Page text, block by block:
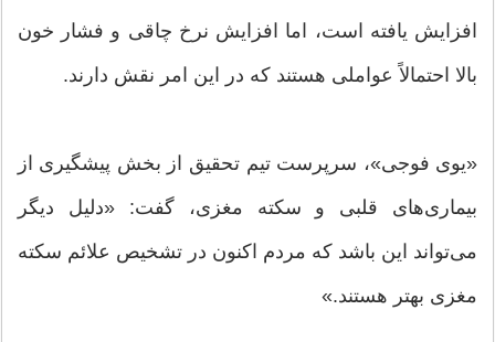
افزایش یافته است، اما افزایش نرخ چاقی و فشار خون
بالا احتمالاً عواملی هستند که در این امر نقش دارند.
«یوی فوجی»، سرپرست تیم تحقیق از بخش پیشگیری از
بیماری‌های قلبی و سکته مغزی، گفت: «دلیل دیگر
می‌تواند این باشد که مردم اکنون در تشخیص علائم سکته
مغزی بهتر هستند.»